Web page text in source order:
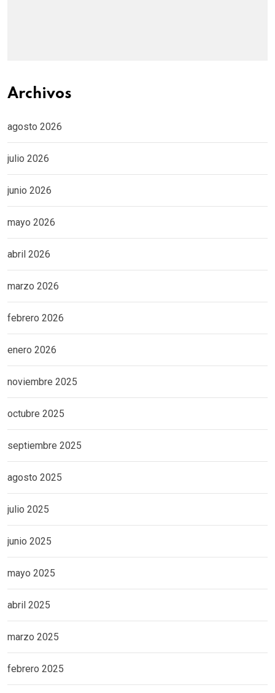
Archivos
agosto 2026
julio 2026
junio 2026
mayo 2026
abril 2026
marzo 2026
febrero 2026
enero 2026
noviembre 2025
octubre 2025
septiembre 2025
agosto 2025
julio 2025
junio 2025
mayo 2025
abril 2025
marzo 2025
febrero 2025